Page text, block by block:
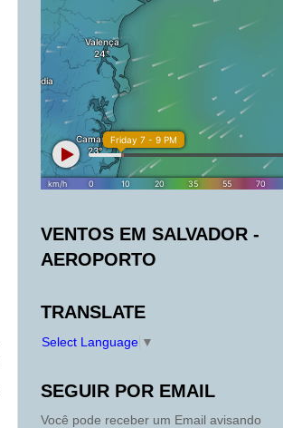
VENTOS EM SALVADOR -
AEROPORTO
TRANSLATE
Select Language ▼
SEGUIR POR EMAIL
Você pode receber um Email avisando